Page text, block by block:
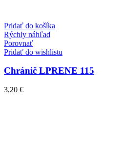
Pridať do košíka
Rýchly náhľad
Porovnať
Pridať do wishlistu
Chránič LPRENE 115
3,20 €